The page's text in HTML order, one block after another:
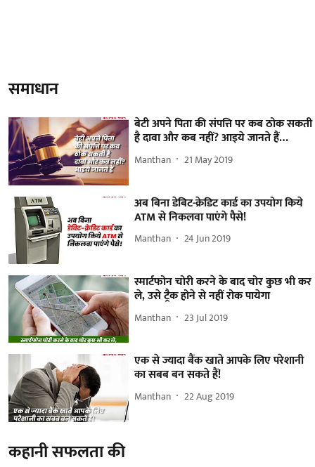
समाधान
बेटी अपने पिता की संपत्ति पर कब ठोक सकती
है दावा और कब नहीं? आइये जानते हैं…
Manthan 21 May 2019
अब बिना डेबिट-क्रेडिट कार्ड का उपयोग किये
ATM से निकलवा पाएंगे पैसे!
Manthan 24 Jun 2019
स्मार्टफोन चोरी करने के बाद चोर कुछ भी कर
ले, उसे ट्रैक होने से नहीं रोक पायेगा
Manthan 23 Jul 2019
एक से ज्यादा बैंक खाते आपके लिए परेशानी
का सबब बन सकते हैं!
Manthan 22 Aug 2019
कहानी सफलता की